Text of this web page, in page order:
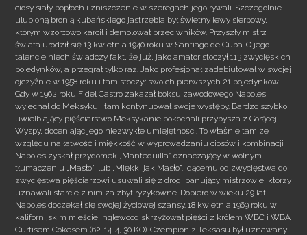
ciosy siały popłoch i zniszczenie w szeregach jego rywali. Szczególnie
ulubioną bronią kubańskiego jastrzębia był świetny lewy sierpowy,
którym wzorcowo karcił i demolował przeciwników. Przyszły mistrz
świata urodził się 13 kwietnia 1940 roku w Santiago de Cuba. O jego
talencie niech świadczy fakt, że już, jako amator stoczył 113 zwycięskich
pojedynków, a przegrał tylko raz. Jako profesjonał zadebiutował w swojej
ojczyźnie w 1958 roku i tam stoczył swoich pierwszych 21 pojedynków.
Gdy w 1962 roku Fidel Castro zakazał boksu zawodowego Napoles
wyjechał do Meksyku i tam kontynuował swoje występy. Bardzo szybko
uwielbiający pięściarstwo Meksykanie pokochali przybysza z Gorącej
Wyspy, doceniając jego niezwykłe umiejętności. To właśnie tam ze
względu na łatwość i miękkość w wyprowadzaniu ciosów i kombinacji
Napoles zyskał przydomek „Mantequilla” oznaczający w wolnym
tłumaczeniu „Masło”, lub „Miękki jak Masło”. Idącemu od zwycięstwa do
zwycięstwa pięściarzowi usuwali się z drogi panujący mistrzowie, którzy
uznawali starcie z nim za zbyt ryzykowne. Dopiero w wieku 29 lat
Napoles doczekał się swojej życiowej szansy. 18 kwietnia 1969 roku w
kalifornijskim mieście Inglewood skrzyżował pięści z królem WBC i WBA
Curtisem Cokesem (62-14-4, 30 KO). Czempion z Teksasu był uznawany